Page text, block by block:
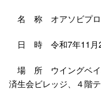
名 称 オアソビプロ
日 時 令和7年11月
場 所 ウイングベイ
済生会ビレッジ、４階